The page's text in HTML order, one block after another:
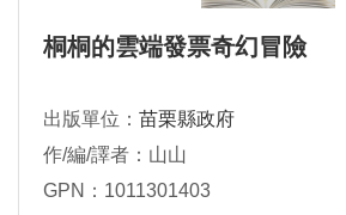
桐桐的雲端發票奇幻冒險
出版單位： 苗栗縣政府
作/編/譯者：山山
GPN：1011301403